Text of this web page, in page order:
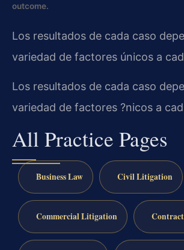
outcome.
Los resultados de cada caso
variedad de factores únicos a
Los resultados de cada caso
variedad de factores ?nicos a
All Practice Pages
Business Law Civil Litigation
Commercial Litigation